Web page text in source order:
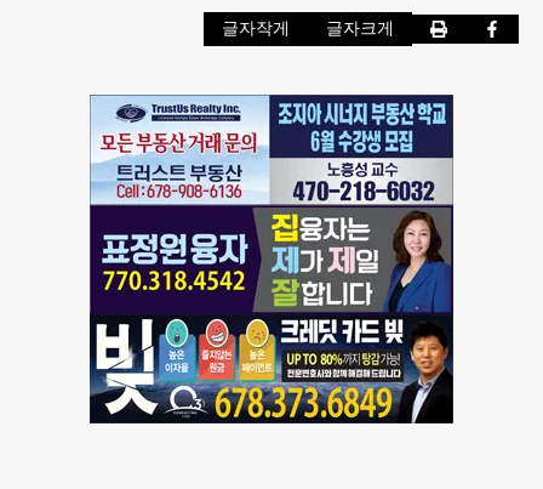
글자작게 글자크게